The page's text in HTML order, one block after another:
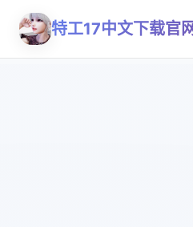
特工17中文下载官